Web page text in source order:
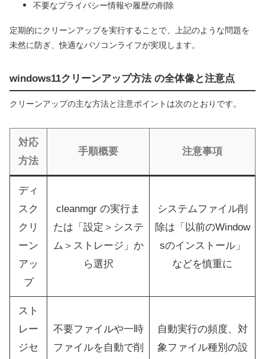
不要なプライバシー情報や履歴の削除
定期的にクリーンアップを実行することで、上記のような問題を
未然に防ぎ、快適なパソコンライフが実現します。
windows11クリーンアップ方法 の全体像と注意点
クリーンアップの主な方法と注意ポイントは次のとおりです。
対応
方法
手順概要 注意事項
ディ
スク
クリ
ーン
アッ
プ
cleanmgr の実行ま
たは「設定＞システ
ム＞ストレージ」か
ら選択
システムファイル削
除は「以前のWindow
sのインストール」
などを慎重に
スト
レー
ジセ
不要ファイルや一時
ファイルを自動で削
自動実行の頻度、対
象ファイル種別の設